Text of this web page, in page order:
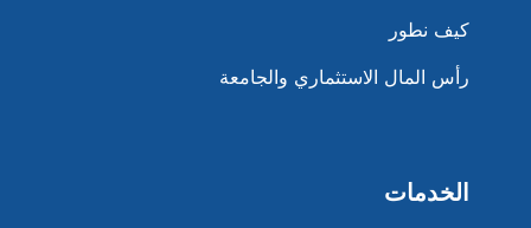
كيف نطور
رأس المال الاستثماري والجامعة
الخدمات